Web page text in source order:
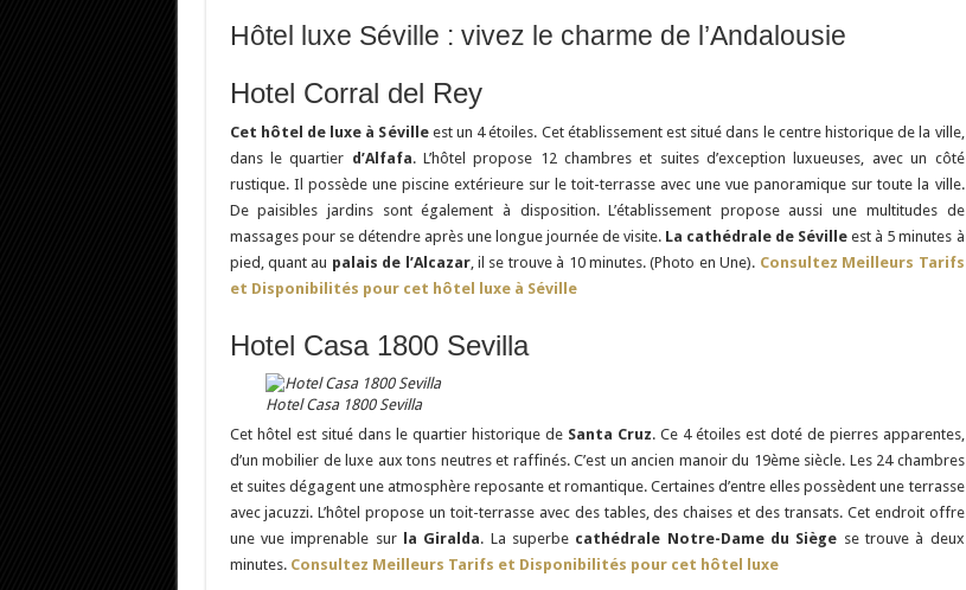
Hôtel luxe Séville : vivez le charme de l’Andalousie
Hotel Corral del Rey
Cet hôtel de luxe à Sévilleest un 4 étoiles. Cet établissement est situé dans le centre historique de la ville,
dans le quartier d’Alfafa. L’hôtel propose 12 chambres et suites d’exception luxueuses, avec un côté
rustique. Il possède une piscine extérieure sur le toit-terrasse avec une vue panoramique sur toute la ville.
De paisibles jardins sont également à disposition. L’établissement propose aussi une multitudes de
massages pour se détendre après une longue journée de visite. La cathédrale de Séville est à 5 minutes à
pied, quant au palais de l’Alcazar, il se trouve à 10 minutes. (Photo en Une). Consultez Meilleurs Tarifs
et Disponibilités pour cet hôtel luxe à Séville
Hotel Casa 1800 Sevilla
Hotel Casa 1800 Sevilla
Cet hôtel est situé dans le quartier historique deSanta Cruz. Ce 4 étoiles est doté de pierres apparentes,
d’un mobilier de luxe aux tons neutres et raffinés. C’est un ancien manoir du 19ème siècle. Les 24 chambres
et suites dégagent une atmosphère reposante et romantique. Certaines d’entre elles possèdent une terrasse
avec jacuzzi. L’hôtel propose un toit-terrasse avec des tables, des chaises et des transats. Cet endroit offre
une vue imprenable sur
la Giralda. La superbe cathédrale Notre-Dame du Siège se trouve à deux
minutes. Consultez Meilleurs Tarifs et Disponibilités pour cet hôtel luxe